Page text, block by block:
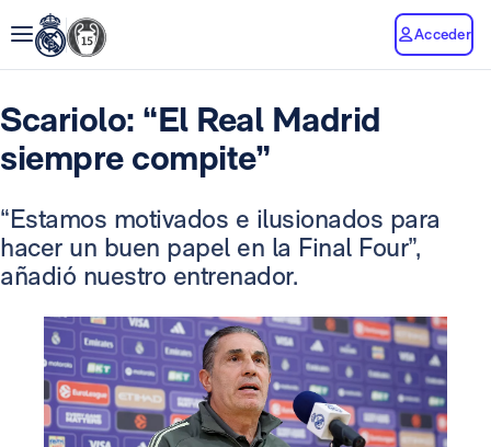
Acceder
Scariolo: “El Real Madrid
siempre compite”
“Estamos motivados e ilusionados para
hacer un buen papel en la Final Four”,
añadió nuestro entrenador.